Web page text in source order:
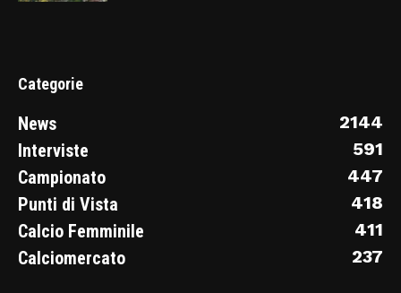
Categorie
News
2144
Interviste
591
Campionato
447
Punti di Vista
418
Calcio Femminile
411
Calciomercato
237